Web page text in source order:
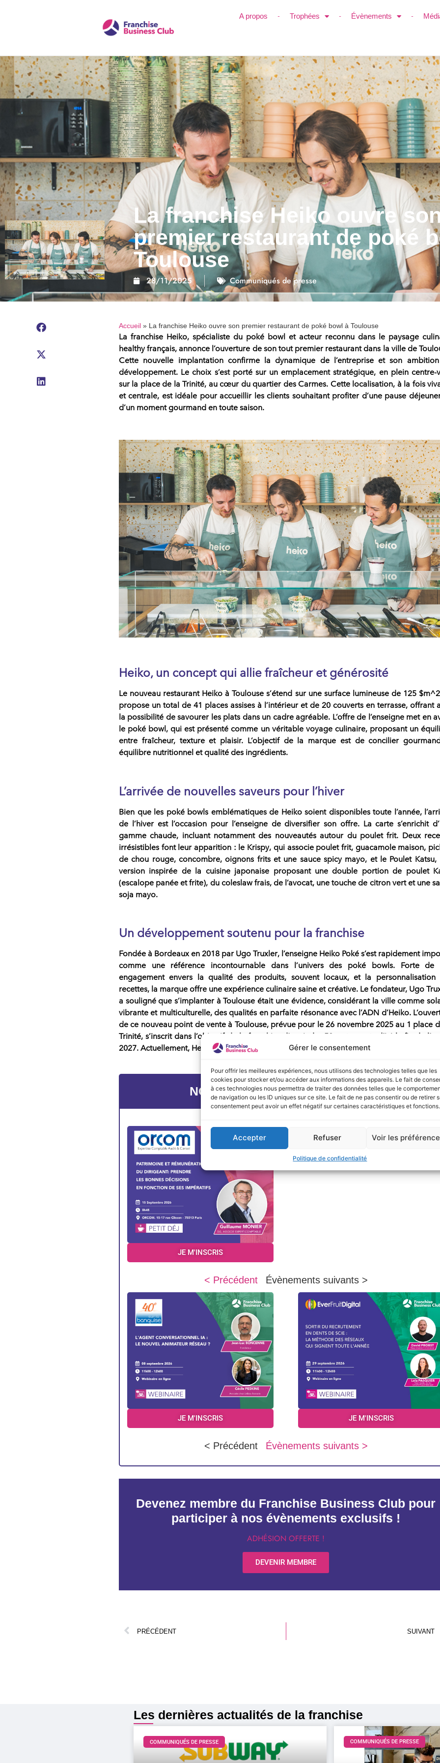
Gérer le consentement
Pour offrir les meilleures expériences, nous utilisons des technologies telles que les
cookies pour stocker et/ou accéder aux informations des appareils. Le fait de
à ces technologies nous permettra de traiter des données telles que le
de navigation ou les ID uniques sur ce site. Le fait de ne pas consentir ou de retirer
consentement peut avoir un effet négatif sur certaines caractéristiques et fonctions.
Accepter Refuser Voir les
Politique de confidentialité
A propos Trophées Évènements
La franchise Heiko ouvre
premier restaurant de poké
Toulouse
28/11/2025 Communiqués de presse
Accueil » La franchise Heiko ouvre son premier restaurant de poké bowl à Toulouse
La franchise Heiko, spécialiste du poké bowl et acteur reconnu dans le paysage
healthyfrançais, annonce l’ouverture de son tout premier restaurant dans la ville de
Cette nouvelle implantation confirme la dynamique de l’entreprise et son
développement. Le choix s’est porté sur un emplacement stratégique, en plein centre-
sur la place de la Trinité, au cœur du quartier des Carmes. Cette localisation, à la fois
et centrale, est idéale pour accueillir les clients souhaitant profiter d’une pause
d’un moment gourmand en toute saison.
Heiko, un concept qui allie fraîcheur et générosité
Le nouveau restaurant Heiko à Toulouse s’étend sur une surface lumineuse de 125
propose un total de 41 places assises à l’intérieur et de 20 couverts en terrasse, offrant
la possibilité de savourer les plats dans un cadre agréable. L’offre de l’enseigne met en
le poké bowl, qui est présenté comme un véritable voyage culinaire, proposant un
entre fraîcheur, texture et plaisir. L’objectif de la marque est de concilier
équilibre nutritionnel et qualité des ingrédients.
L’arrivée de nouvelles saveurs pour l’hiver
Bien que les poké bowls emblématiques de Heikosoient disponibles toute l’année,
de l’hiver est l’occasion pour l’enseigne de diversifier son offre. La carte s’enrichit
gamme chaude, incluant notamment des nouveautés autour du poulet frit. Deux
irrésistibles font leur apparition : le Krispy, qui associe poulet frit, guacamole maison,
de chou rouge, concombre, oignons frits et une sauce spicy mayo, et le Poulet Katsu,
version inspirée de la cuisine japonaise proposant une double portion de poulet
(escalope panée et frite), du coleslaw frais, de l’avocat, une touche de citron vert et une
soja mayo.
Un développement soutenu pour la franchise
Fondée à Bordeaux en 2018 par Ugo Truxler, l’enseigne Heiko Poké s’est rapidement
comme une référence incontournable dans l’univers des poké bowls. Forte de
engagement envers la qualité des produits, souvent locaux, et la personnalisation
recettes, la marque offre une expérience culinaire saine et créative. Le fondateur, Ugo
a souligné que s’implanter à Toulouse était une évidence, considérant la ville comme
vibrante et multiculturelle, des qualités en parfaite résonance avec l’ADN d’Heiko.
de ce nouveau point de vente à Toulouse, prévue pour le 26 novembre 2025 au 1 place
Trinité, s’inscrit dans l’objectif de la
franchise
d’atteindre 50 restaurants d’ici la fin de
2027. Actuellement, Heiko Pokécompte 21 établissements en France et à l’international.
NOS PROCHAINS ÉVÈNEMENTS
JE M'INSCRIS
< Précédent Évènements suivants >
JE M'INSCRIS JE M'INSCRIS
< Précédent Évènements suivants >
Devenez membre du Franchise Business Club pour
participer à nos évènements exclusifs !
ADHÉSION OFFERTE !
DEVENIR MEMBRE
PRÉCÉDENT SUIVANT
Les dernières actualités de la franchise
COMMUNIQUÉS DE PRESSE COMMUNIQUÉS DE PRESSE